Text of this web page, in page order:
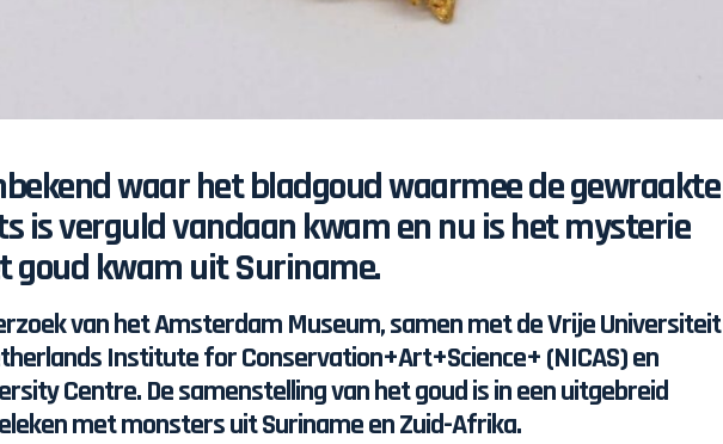
waar het bladgoud waarmee de gewraakte
is verguld vandaan kwam en nu is het mysterie
goud kwam uit Suriname.
van het Amsterdam Museum, samen met de Vrije Universiteit
Institute for Conservation+Art+Science+ (NICAS) en
Centre. De samenstelling van het goud is in een uitgebreid
met monsters uit Suriname en Zuid-Afrika.